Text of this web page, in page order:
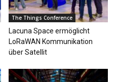
The Things Conference
Lacuna Space ermöglicht
LoRaWAN Kommunikation
über Satellit